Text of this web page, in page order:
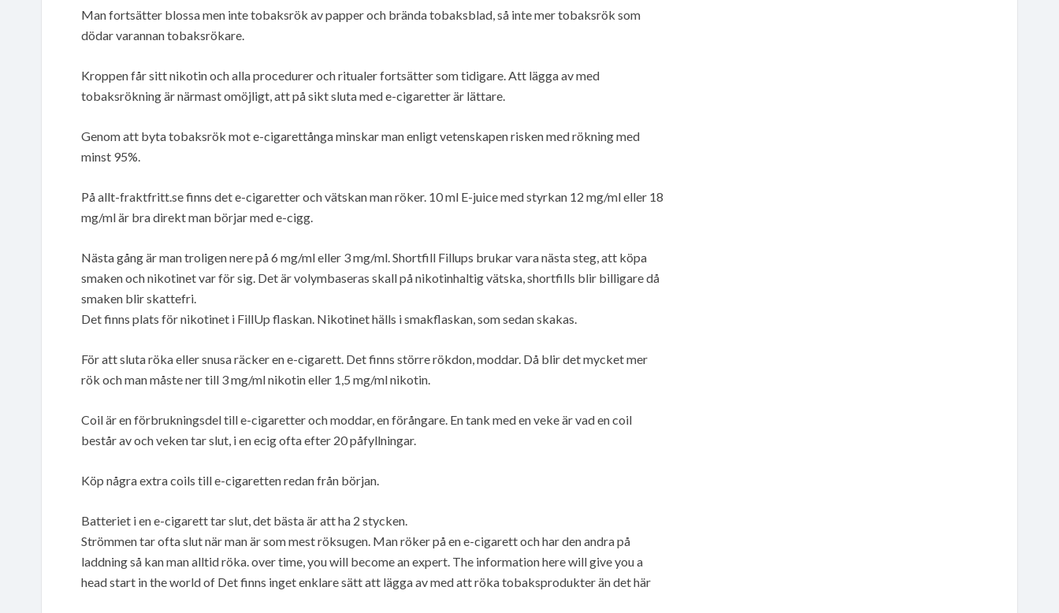
Man fortsätter blossa men inte tobaksrök av papper och brända tobaksblad, så inte mer tobaksrök som
dödar varannan tobaksrökare.
Kroppen får sitt nikotin och alla procedurer och ritualer fortsätter som tidigare. Att lägga av med
tobaksrökning är närmast omöjligt, att på sikt sluta med e-cigaretter är lättare.
Genom att byta tobaksrök mot e-cigarettånga minskar man enligt vetenskapen risken med rökning med
minst 95%.
På allt-fraktfritt.se finns det e-cigaretter och vätskan man röker. 10 ml E-juice med styrkan 12 mg/ml eller 18
mg/ml är bra direkt man börjar med e-cigg.
Nästa gång är man troligen nere på 6 mg/ml eller 3 mg/ml. Shortfill Fillups brukar vara nästa steg, att köpa
smaken och nikotinet var för sig. Det är volymbaseras skall på nikotinhaltig vätska, shortfills blir billigare då
smaken blir skattefri.
Det finns plats för nikotinet i FillUp flaskan. Nikotinet hälls i smakflaskan, som sedan skakas.
För att sluta röka eller snusa räcker en e-cigarett. Det finns större rökdon, moddar. Då blir det mycket mer
rök och man måste ner till 3 mg/ml nikotin eller 1,5 mg/ml nikotin.
Coil är en förbrukningsdel till e-cigaretter och moddar, en förångare. En tank med en veke är vad en coil
består av och veken tar slut, i en ecig ofta efter 20 påfyllningar.
Köp några extra coils till e-cigaretten redan från början.
Batteriet i en e-cigarett tar slut, det bästa är att ha 2 stycken.
Strömmen tar ofta slut när man är som mest röksugen. Man röker på en e-cigarett och har den andra på
laddning så kan man alltid röka. over time, you will become an expert. The information here will give you a
head start in the world of Det finns inget enklare sätt att lägga av med att röka tobaksprodukter än det här